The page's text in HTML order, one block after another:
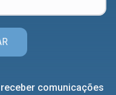
comunicações